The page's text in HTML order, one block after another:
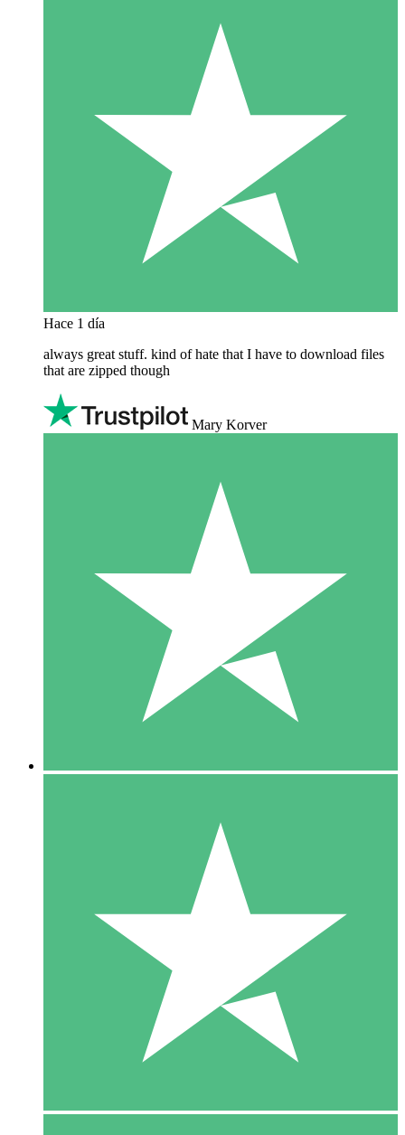
Hace 1 día
always great stuff. kind of hate that I have to download files
that are zipped though
Mary Korver